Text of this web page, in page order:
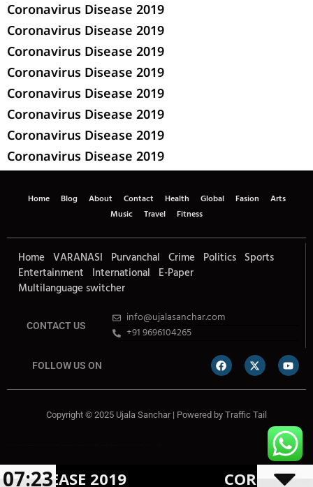
Coronavirus Disease 2019
Coronavirus Disease 2019
Coronavirus Disease 2019
Coronavirus Disease 2019
Coronavirus Disease 2019
Coronavirus Disease 2019
Coronavirus Disease 2019
Coronavirus Disease 2019
Home Blog About Contact Health Global Fasion
Arts
Music
Travel Fitness
Home VARANASI Purvanchal Crime Politics Sports
Entertainment International E-Paper
Multilanguage switcher
CONTACT US
info@ujalasanchar.com
+91 9696104265
FOLLOW US ON
Copyright © 2025 Ujala Sanchar | Powered by Traffic Tail
2019
07:23